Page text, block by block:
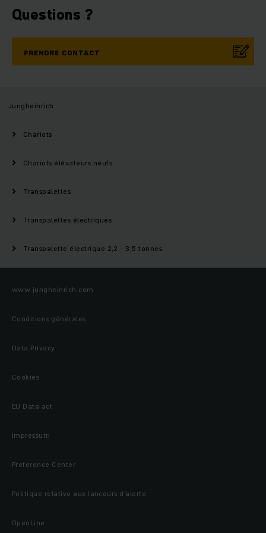
Questions ?
PRENDRE CONTACT
Jungheinrich
Chariots
Chariots élévateurs neufs
Transpalettes
Transpalettes électriques
Transpalette électrique 2,2 - 3,5 tonnes
www.jungheinrich.com
Conditions générales
Data Privacy
Cookies
EU Data act
Impressum
Preference Center
Politique relative aux lanceurs d’alerte
OpenLine